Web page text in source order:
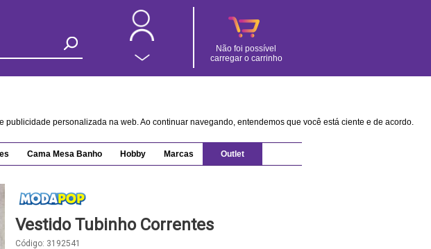
Não foi possível
carregar o carrinho
personalizada na web. Ao continuar navegando, entendemos que você está ciente e de acordo.
Cama Mesa Banho Hobby Marcas Outlet
Vestido Tubinho Correntes
Código: 3192541